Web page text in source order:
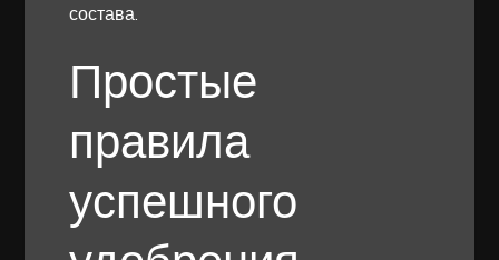
состава.
Простые
правила
успешного